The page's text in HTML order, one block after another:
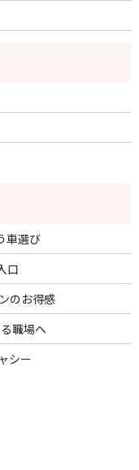
車選び
口
のお得感
職場へ
シー